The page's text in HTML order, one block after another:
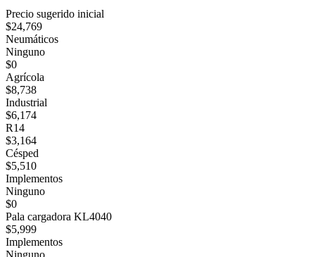
Precio sugerido inicial
$24,769
Neumáticos
Ninguno
$0
Agrícola
$8,738
Industrial
$6,174
R14
$3,164
Césped
$5,510
Implementos
Ninguno
$0
Pala cargadora KL4040
$5,999
Implementos
Ninguno